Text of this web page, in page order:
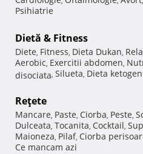
Psihiatrie
Dietă & Fitness
Diete, Fitness, Dieta Dukan,
Aerobic, Exercitii abdomen,
disociata, Silueta, Dieta
Reţete
Mancare, Paste, Ciorba, Peste,
Dulceata, Tocanita, Cocktail,
Maioneza, Pilaf, Ciorba
Ce mancam azi